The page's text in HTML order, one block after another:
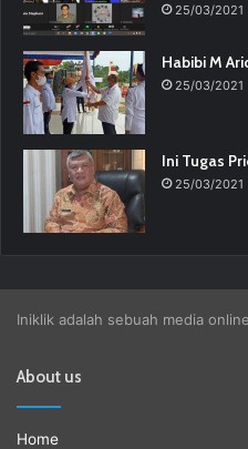
25/03/2021
Habibi M
25/03/2021
Ini Tugas
25/03/2021
Iniklik adalah sebuah media online
About us
Home